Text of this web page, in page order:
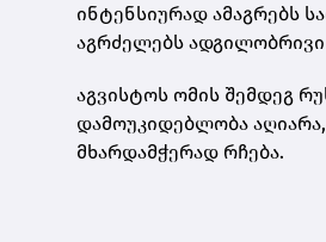
ინტენსიურად ამაგრებს
აგრძელებს ადგილობრივი
აგვისტოს ომის შემდეგ
დამოუკიდებლობა
მხარდამჭერად რჩება.